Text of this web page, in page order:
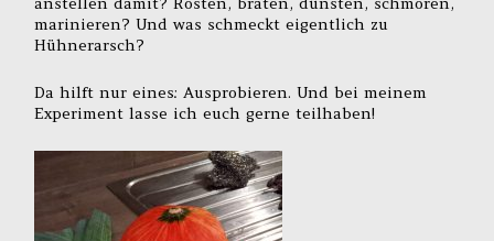
marinieren? Und was schmeckt eigentlich zu
Hühnerarsch?
Da hilft nur eines: Ausprobieren. Und bei meinem
Experiment lasse ich euch gerne teilhaben!